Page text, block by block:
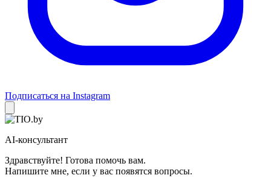
Подписаться на Instagram
AI-консультант
Здравствуйте! Готова помочь вам.
Напишите мне, если у вас появятся вопросы.